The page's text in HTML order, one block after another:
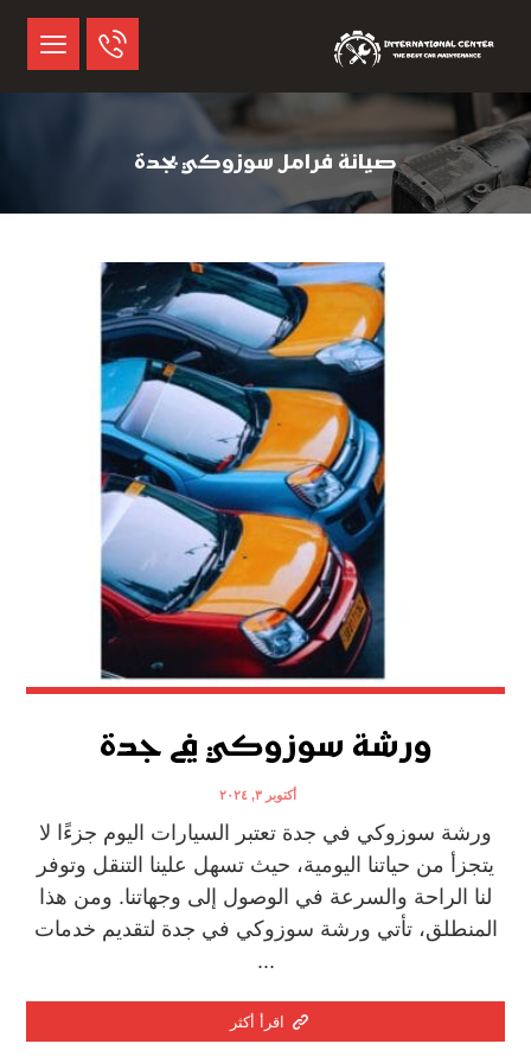
صيانة فرامل سوزوكي بجدة
ورشة سوزوكي في جدة
أكتوبر ٣, ٢٠٢٤
ورشة سوزوكي في جدة تعتبر السيارات اليوم جزءًا لا
يتجزأ من حياتنا اليومية، حيث تسهل علينا التنقل وتوفر
لنا الراحة والسرعة في الوصول إلى وجهاتنا. ومن هذا
المنطلق، تأتي ورشة سوزوكي في جدة لتقديم خدمات
...
اقرأ أكثر